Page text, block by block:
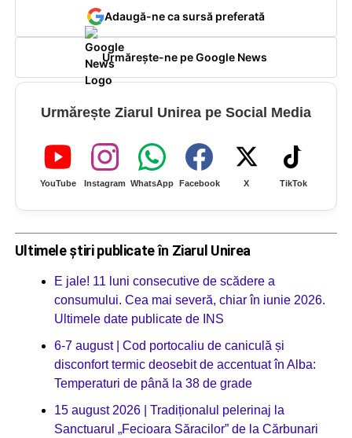
Adaugă-ne ca sursă preferată
Urmărește-ne pe Google News
Urmărește Ziarul Unirea pe Social Media
YouTube Instagram WhatsApp Facebook X TikTok
Ultimele știri publicate în Ziarul Unirea
E jale! 11 luni consecutive de scădere a
consumului. Cea mai severă, chiar în iunie 2026.
Ultimele date publicate de INS
6-7 august | Cod portocaliu de caniculă și
disconfort termic deosebit de accentuat în Alba:
Temperaturi de până la 38 de grade
15 august 2026 | Tradiționalul pelerinaj la
Sanctuarul „Fecioara Săracilor” de la Cărbunari